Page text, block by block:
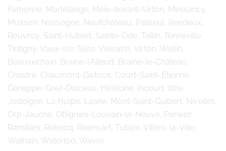
Famenne, Martelange, Meix-devant-Virton, Messancy,
Musson, Nassogne, Neufchâteau, Paliseul, Rendeux,
Rouvroy, Saint-Hubert, Sainte-Ode, Tellin, Tenneville,
Tintigny, Vaux-sur-Sûre, Vielsalm, Virton, Wellin,
Beauvechain, Braine-l’Alleud, Braine-le-Château,
Chastre, Chaumont-Gistoux, Court-Saint-Étienne,
Genappe, Grez-Doiceau, Hélécine, Incourt, Ittre,
Jodoigne, La Hulpe, Lasne, Mont-Saint-Guibert, Nivelles,
Orp-Jauche, Ottignies-Louvain-la-Neuve, Perwez,
Ramillies, Rebecq, Rixensart, Tubize, Villers-la-Ville,
Walhain, Waterloo, Wavre.